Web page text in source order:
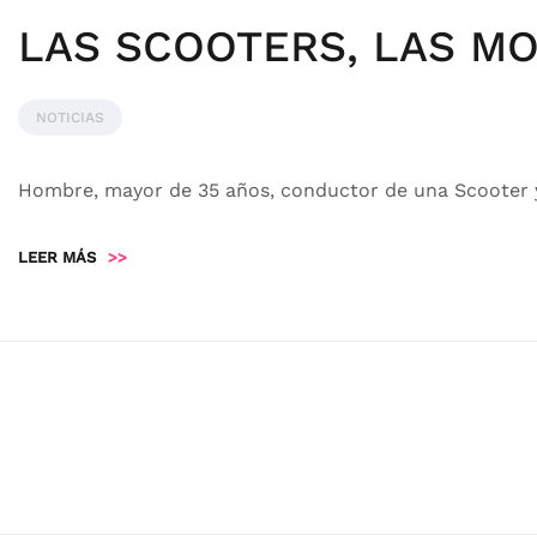
LAS SCOOTERS, LAS
NOTICIAS
Hombre, mayor de 35 años, conductor de una
LEER MÁS >>